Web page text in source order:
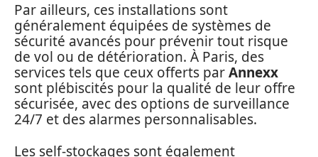
Par ailleurs, ces installations sont
généralement équipées de systèmes de
sécurité avancés pour prévenir tout risque
de vol ou de détérioration. À Paris, des
services tels que ceux offerts parAnnexx
sont plébiscités pour la qualité de leur offre
sécurisée, avec des options de surveillance
24/7 et des alarmes personnalisables.
Les self-stockages sont également